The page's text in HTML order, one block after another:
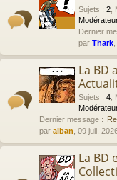
Sujets : 2
Dernier
par Thark
La BD
Sujets : 4
Dernier message :
par alban , 09 juil.
La BD